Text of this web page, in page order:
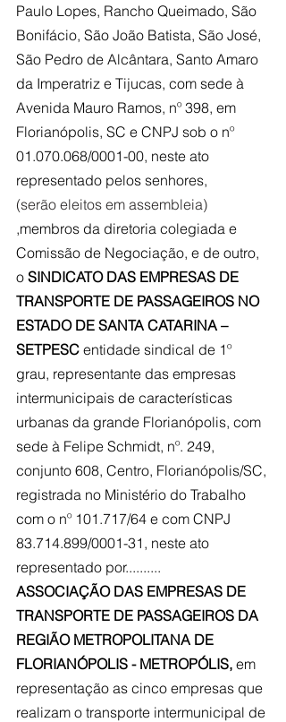
Paulo Lopes, Rancho Queimado, São
Bonifácio, São João Batista, São José,
São Pedro de Alcântara, Santo Amaro
da Imperatriz e Tijucas, com sede à
Avenida Mauro Ramos, nº 398, em
Florianópolis, SC e CNPJ sob o nº
01.070.068/0001-00, neste ato
representado pelos senhores,
(serão eleitos em assembleia)
,membros da diretoria colegiada e
Comissão de Negociação, e de outro,
o SINDICATO DAS EMPRESAS DE
TRANSPORTE DE PASSAGEIROS NO
ESTADO DE SANTA CATARINA –
SETPESC entidade sindical de 1º
grau, representante das empresas
intermunicipais de características
urbanas da grande Florianópolis, com
sede à Felipe Schmidt, nº. 249,
conjunto 608, Centro, Florianópolis/SC,
registrada no Ministério do Trabalho
com o nº 101.717/64 e com CNPJ
83.714.899/0001-31, neste ato
representado por..........
ASSOCIAÇÃO DAS EMPRESAS DE
TRANSPORTE DE PASSAGEIROS DA
REGIÃO METROPOLITANA DE
FLORIANÓPOLIS - METROPÓLIS, em
representação as cinco empresas que
realizam o transporte intermunicipal de